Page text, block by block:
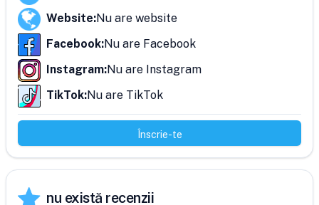
Website:Nu are website
Facebook:Nu are Facebook
Instagram:Nu are Instagram
TikTok:Nu are TikTok
Înscrie-te
nu există recenzii